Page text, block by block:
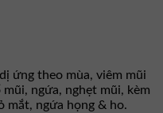
ứng theo mùa, viêm mũi
ngứa, nghẹt mũi, kèm
mắt, ngứa họng & ho.